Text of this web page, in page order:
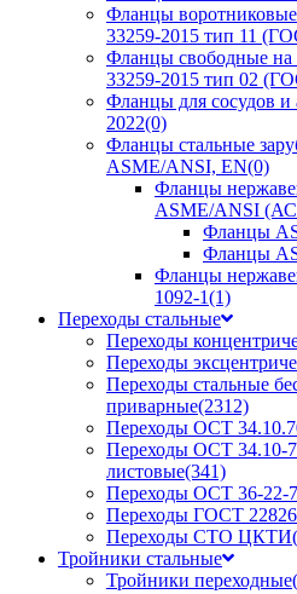
Фланцы
33259-2015 тип 11
Фланцы свободные
33259-2015 тип 02
Фланцы для сосудов
2022(0)
Фланцы стальные
ASME/ANSI, EN(0)
Фланцы
ASME/ANSI
Фланцы
Фланцы
Фланцы
1092-1(1)
Переходы стальные
Переходы
Переходы
Переходы стальные
приварные(2312)
Переходы ОСТ
Переходы ОСТ 34.10-
листовые(341)
Переходы ОСТ 36-22-
Переходы ГОСТ
Переходы СТО ЦКТИ
Тройники стальные
Тройники переходные